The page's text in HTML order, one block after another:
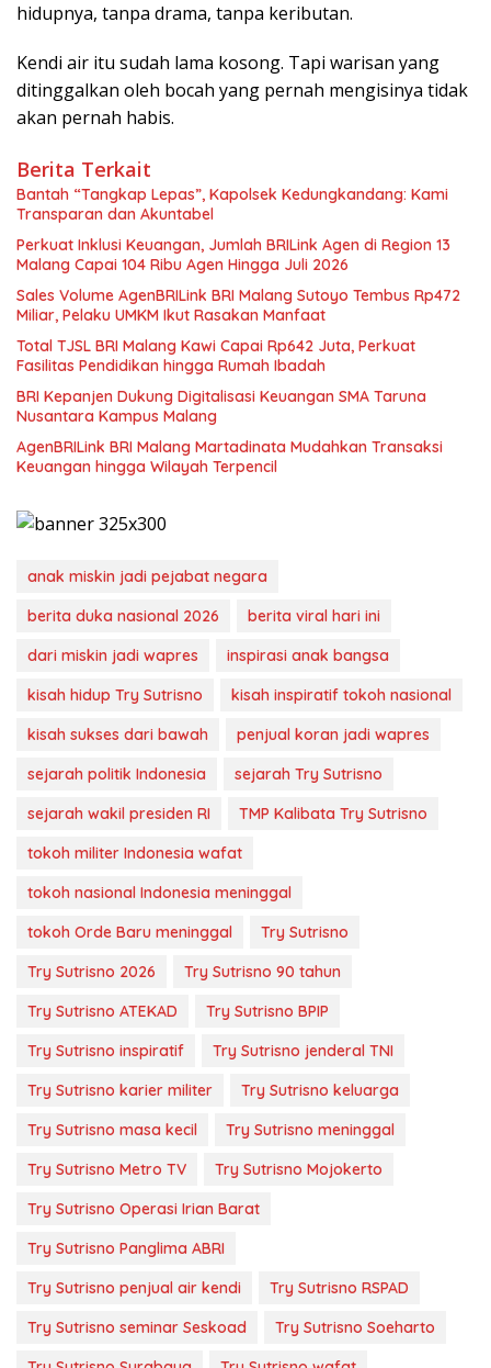
hidupnya, tanpa drama, tanpa keributan.
Kendi air itu sudah lama kosong. Tapi warisan yang
ditinggalkan oleh bocah yang pernah mengisinya tidak
akan pernah habis.
Berita Terkait
Bantah “Tangkap Lepas”, Kapolsek Kedungkandang: Kami
Transparan dan Akuntabel
Perkuat Inklusi Keuangan, Jumlah BRILink Agen di Region 13
Malang Capai 104 Ribu Agen Hingga Juli 2026
Sales Volume AgenBRILink BRI Malang Sutoyo Tembus Rp472
Miliar, Pelaku UMKM Ikut Rasakan Manfaat
Total TJSL BRI Malang Kawi Capai Rp642 Juta, Perkuat
Fasilitas Pendidikan hingga Rumah Ibadah
BRI Kepanjen Dukung Digitalisasi Keuangan SMA Taruna
Nusantara Kampus Malang
AgenBRILink BRI Malang Martadinata Mudahkan Transaksi
Keuangan hingga Wilayah Terpencil
anak miskin jadi pejabat negara
berita duka nasional 2026
berita viral hari ini
dari miskin jadi wapres
inspirasi anak bangsa
kisah hidup Try Sutrisno
kisah inspiratif tokoh nasional
kisah sukses dari bawah
penjual koran jadi wapres
sejarah politik Indonesia
sejarah Try Sutrisno
sejarah wakil presiden RI
TMP Kalibata Try Sutrisno
tokoh militer Indonesia wafat
tokoh nasional Indonesia meninggal
tokoh Orde Baru meninggal
Try Sutrisno
Try Sutrisno 2026
Try Sutrisno 90 tahun
Try Sutrisno ATEKAD
Try Sutrisno BPIP
Try Sutrisno inspiratif
Try Sutrisno jenderal TNI
Try Sutrisno karier militer
Try Sutrisno keluarga
Try Sutrisno masa kecil
Try Sutrisno meninggal
Try Sutrisno Metro TV
Try Sutrisno Mojokerto
Try Sutrisno Operasi Irian Barat
Try Sutrisno Panglima ABRI
Try Sutrisno penjual air kendi
Try Sutrisno RSPAD
Try Sutrisno seminar Seskoad
Try Sutrisno Soeharto